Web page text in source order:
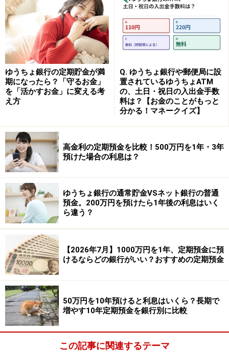
入上限金額1000万円）。12月2日以降の優遇金利は同日
に発表予定。
③あおぞら銀行
●商品名：円定期預金 BANK The 定期【BANK口座限定】
●金利：0.45％
●預入期間：1年
●預入金額：300万円以上1000万円未満（1円単位）
※「円定期預金 BANK The 定期」は50万円以上から預入
れ可能。預入額に応じた金利となる。
④東京スター銀行
●商品名：スターワン円定期預金プラス
●金利：0.45％
●預入期間：1年
●預入金額：＜インターネット限定＞50万円以上1円単位
／＜店頭・テレホンバンク限定＞300万円以上1円単位
※新規口座開設の場合は、インターネット限定で優遇プ
ランの対象となり、金利年0.60％となる。預入期間は1年
で、預入金額50万円以上。
定期預金を途中で解約すると？
ゆうちょ銀行の定期貯金が満
期になったら？「守るお金」
を「活かすお金」に変える考
え方
Q. ゆうちょ銀行や郵便局に設
置されているゆうちょATM
の、土日・祝日の入出金手数
料は？【お金のことがもっと
分かる！マネークイズ】
高金利の定期預金を比較！500万円を1年・3年
預けた場合の利息は？
ゆうちょ銀行の通常貯金VSネット銀行の普通
預金。200万円を預けたら1年後の利息はいく
ら違う？
【2026年7月】1000万円を1年、定期預金に預
けるならどの銀行がいい？おすすめの定期預金
50万円を10年預けると利息はいくら？長期で
増やす10年定期預金を銀行別に比較
この記事に関連するテーマ